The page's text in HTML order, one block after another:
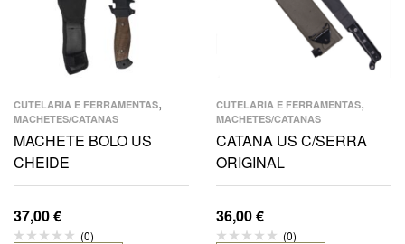
CUTELARIA E FERRAMENTAS,
MACHETES/CATANAS
MACHETE BOLO US
CHEIDE
37,00€
(0)
CUTELARIA E FERRAMENTAS,
MACHETES/CATANAS
CATANA US C/SERRA
ORIGINAL
36,00€
(0)